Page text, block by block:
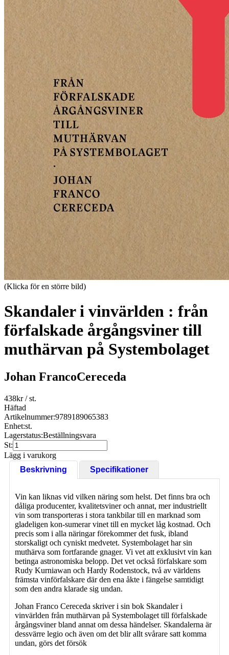
(Klicka för en större bild)
Skandaler i vinvärlden : från
förfalskade årgångsviner till
muthärvan på Systembolaget
Johan FrancoCereceda
438kr/ st.
Häftad
Artikelnummer:9789189065383
Enhet:st.
Lagerstatus:Beställningsvara
St:
Lägg i varukorg
Beskrivning
Specifikationer
Vin kan liknas vid vilken näring som helst. Det finns bra och
dåliga producenter, kvalitetsviner och annat, mer industriellt
vin som transporteras i stora tankbilar till en marknad som
gladeligen kon-sumerar vinet till en mycket låg kostnad. Och
precis som i alla näringar förekommer det fusk, ibland
storskaligt och cyniskt medvetet. Systembolaget har sin
muthärva som fortfarande gnager. Vi vet att exklusivt vin kan
betinga astronomiska belopp. Det vet också förfalskare som
Rudy Kurniawan och Hardy Rodenstock, två av världens
främsta vinförfalskare där den ena åkte i fängelse samtidigt
som den andra klarade sig undan.
Johan Franco Cereceda skriver i sin bok Skandaler i
vinvärlden från muthärvan på Systembolaget till förfalskade
årgångsviner bland annat om dessa händelser. Skandalerna är
dessvärre legio och även om det blir allt svårare satt komma
undan, görs det försök